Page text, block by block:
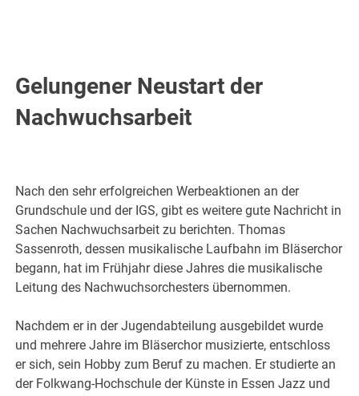
Gelungener Neustart der
Nachwuchsarbeit
Nach den sehr erfolgreichen Werbeaktionen an der
Grundschule und der IGS, gibt es weitere gute Nachricht in
Sachen Nachwuchsarbeit zu berichten. Thomas
Sassenroth, dessen musikalische Laufbahn im Bläserchor
begann, hat im Frühjahr diese Jahres die musikalische
Leitung des Nachwuchsorchesters übernommen.
Nachdem er in der Jugendabteilung ausgebildet wurde
und mehrere Jahre im Bläserchor musizierte, entschloss
er sich, sein Hobby zum Beruf zu machen. Er studierte an
der Folkwang-Hochschule der Künste in Essen Jazz und